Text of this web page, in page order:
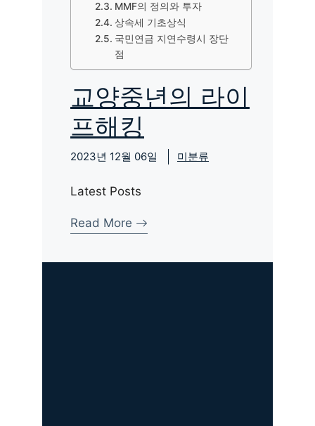
MMF의 정의와 투자
상속세 기초상식
국민연금 지연수령시 장단
점
교양중년의 라이
프해킹
2023년 12월 06일 미분류
Latest Posts
Read More